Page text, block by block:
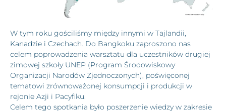
W tym roku gościliśmy między innymi w Tajlandii,
Kanadzie i Czechach. Do Bangkoku zaproszono nas
celem poprowadzenia warsztatu dla uczestników drugiej
zimowej szkoły UNEP (Program Środowiskowy
Organizacji Narodów Zjednoczonych), poświęconej
tematowi zrównoważonej konsumpcji i produkcji w
rejonie Azji i Pacyfiku.
Celem tego spotkania było poszerzenie wiedzy w zakresie